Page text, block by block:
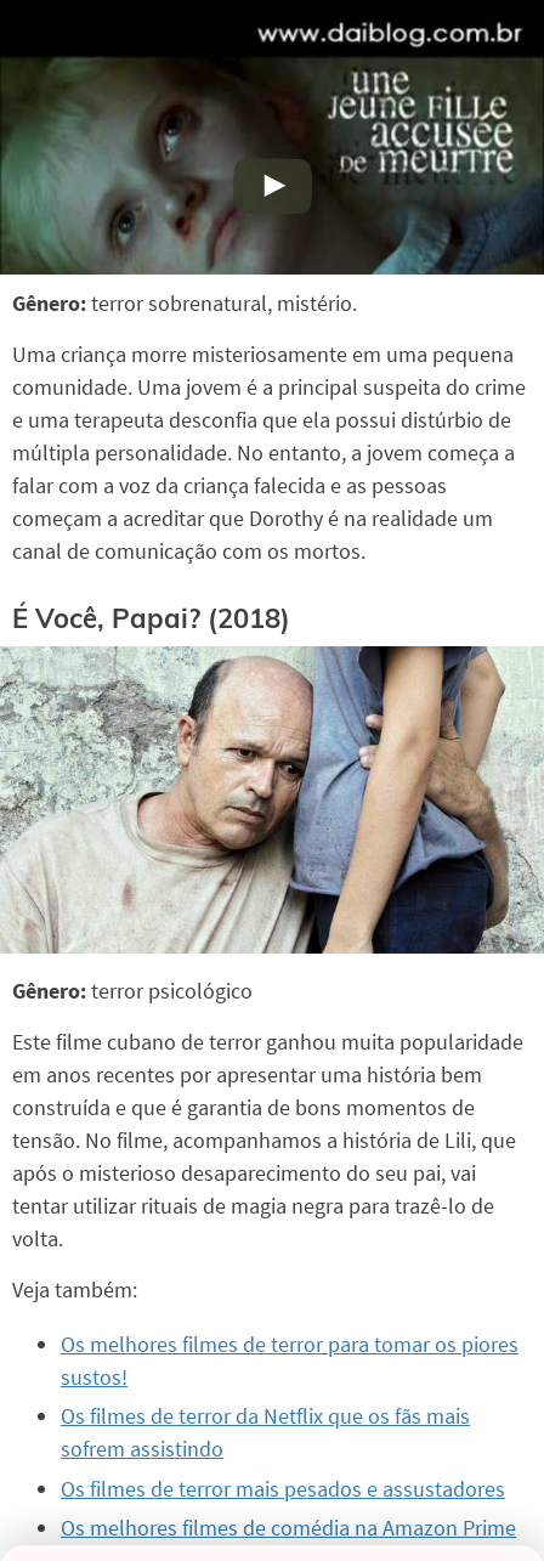
Gênero:terror sobrenatural, mistério.
Uma criança morre misteriosamente em uma pequena
comunidade. Uma jovem é a principal suspeita do crime
e uma terapeuta desconfia que ela possui distúrbio de
múltipla personalidade. No entanto, a jovem começa a
falar com a voz da criança falecida e as pessoas
começam a acreditar que Dorothy é na realidade um
canal de comunicação com os mortos.
É Você, Papai? (2018)
Gênero:terror psicológico
Este filme cubano de terror ganhou muita popularidade
em anos recentes por apresentar uma história bem
construída e que é garantia de bons momentos de
tensão. No filme, acompanhamos a história de Lili, que
após o misterioso desaparecimento do seu pai, vai
tentar utilizar rituais de magia negra para trazê-lo de
volta.
Veja também:
Os melhores filmes de terror para tomar os piores
sustos!
Os filmes de terror da Netflix que os fãs mais
sofrem assistindo
Os filmes de terror mais pesados e assustadores
Os melhores filmes de comédia na Amazon Prime